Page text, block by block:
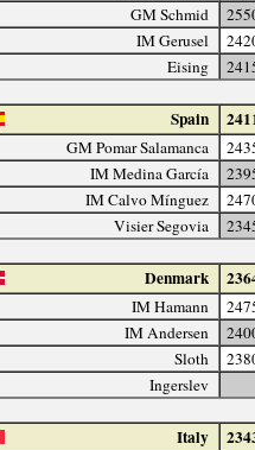
GM Schmid
IM Gerusel
Eising
Spain
GM Pomar Salamanca
IM Medina García
IM Calvo Mínguez
Visier Segovia
Denmark
IM Hamann
IM Andersen
Sloth
Ingerslev
Italy